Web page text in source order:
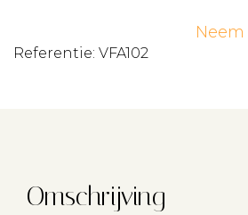
Neem
Referentie: VFA102
Omschrijving